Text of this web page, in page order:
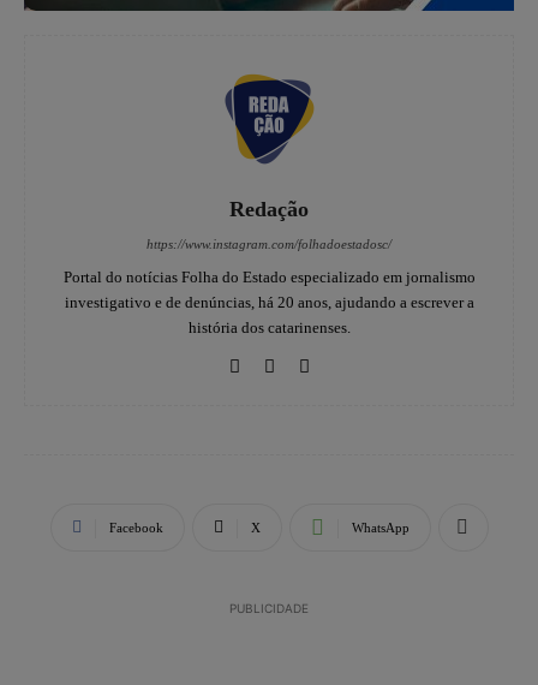
Redação
https://www.instagram.com/folhadoestadosc/
Portal do notícias Folha do Estado especializado em jornalismo
investigativo e de denúncias, há 20 anos, ajudando a escrever a
história dos catarinenses.
Facebook X WhatsApp
PUBLICIDADE